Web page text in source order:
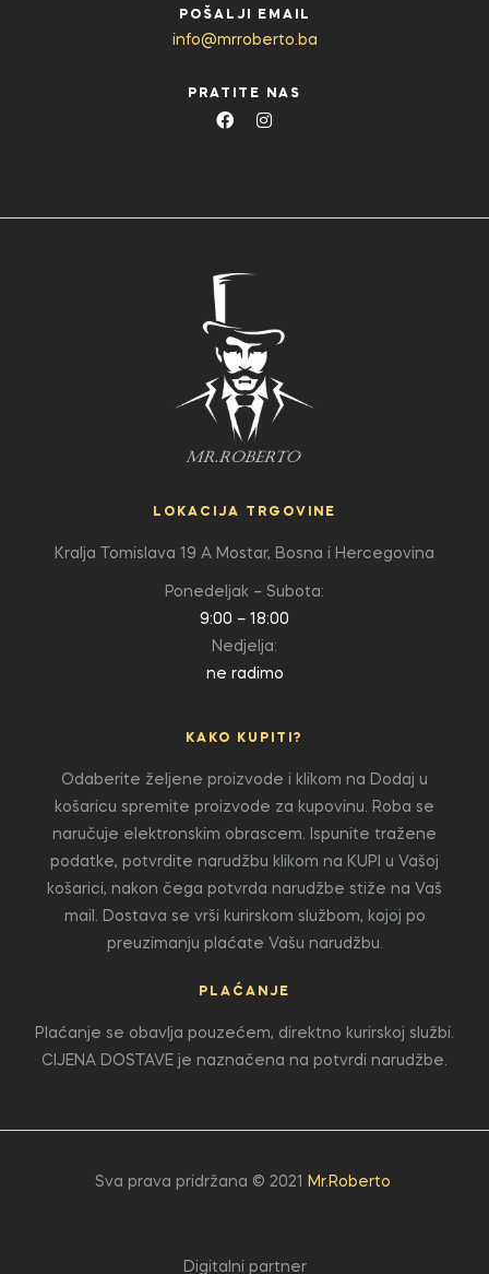
POŠALJI EMAIL
info@mrroberto.ba
PRATITE NAS
LOKACIJA TRGOVINE
Kralja Tomislava 19 A Mostar, Bosna i Hercegovina
Ponedeljak – Subota:
9:00 – 18:00
Nedjelja:
ne radimo
KAKO KUPITI?
Odaberite željene proizvode i klikom na Dodaj u
košaricu spremite proizvode za kupovinu. Roba se
naručuje elektronskim obrascem. Ispunite tražene
podatke, potvrdite narudžbu klikom na KUPI u Vašoj
košarici, nakon čega potvrda narudžbe stiže na Vaš
mail. Dostava se vrši kurirskom službom, kojoj po
preuzimanju plaćate Vašu narudžbu.
PLAĆANJE
Plaćanje se obavlja pouzećem, direktno kurirskoj službi.
CIJENA DOSTAVE je naznačena na potvrdi narudžbe.
Sva prava pridržana © 2021 Mr.Roberto
Digitalni partner